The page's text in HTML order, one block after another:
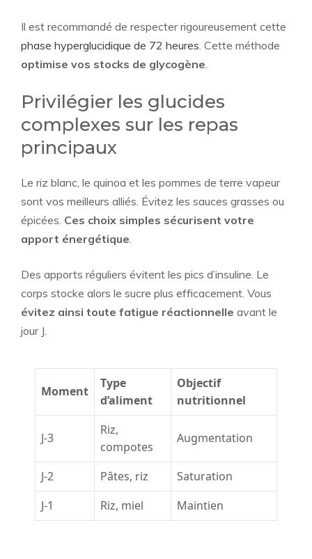
Il est recommandé de respecter rigoureusement cette
phase hyperglucidique de 72 heures. Cette méthode
optimise vos stocks de glycogène.
Privilégier les glucides
complexes sur les repas
principaux
Le riz blanc, le quinoa et les pommes de terre vapeur
sont vos meilleurs alliés. Évitez les sauces grasses ou
épicées. Ces choix simples sécurisent votre
apport énergétique.
Des apports réguliers évitent les pics d’insuline. Le
corps stocke alors le sucre plus efficacement. Vous
évitez ainsi toute fatigue réactionnelle avant le
jour J.
Moment
Type
d’aliment
Objectif
nutritionnel
J-3
Riz,
compotes
Augmentation
J-2 Pâtes, riz
Saturation
J-1
Riz, miel Maintien